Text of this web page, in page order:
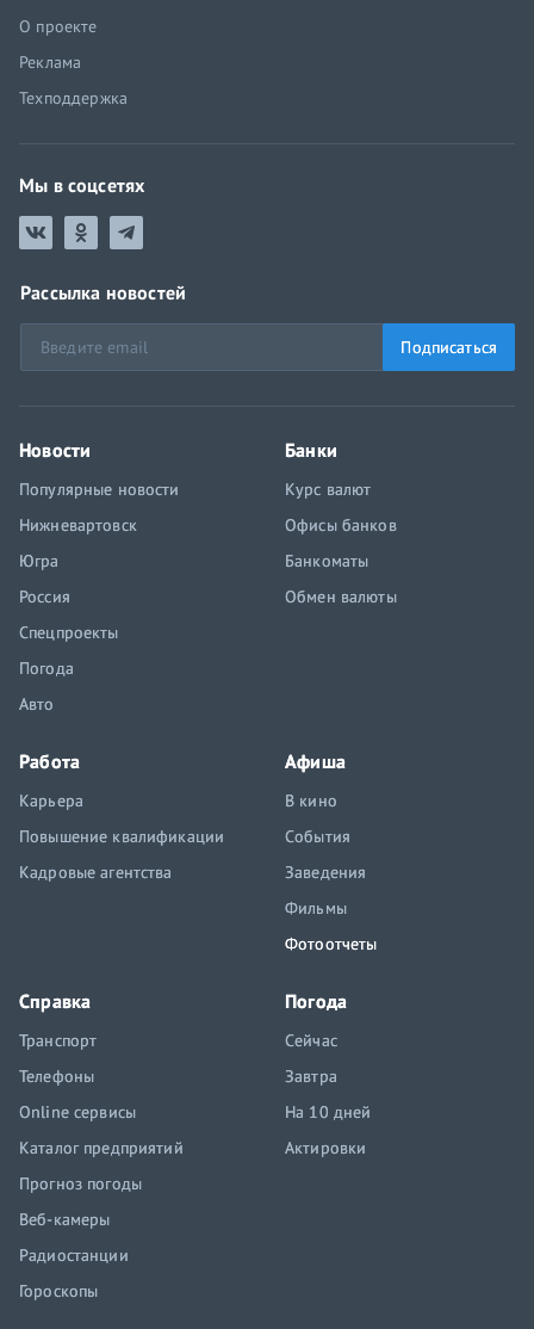
О проекте
Реклама
Техподдержка
Мы в соцсетях
Рассылка новостей
Подписаться
Новости
Популярные новости
Нижневартовск
Югра
Россия
Спецпроекты
Погода
Авто
Банки
Курс валют
Офисы банков
Банкоматы
Обмен валюты
Работа
Карьера
Повышение квалификации
Кадровые агентства
Афиша
В кино
События
Заведения
Фильмы
Фотоотчеты
Справка
Транспорт
Телефоны
Online сервисы
Каталог предприятий
Прогноз погоды
Веб-камеры
Радиостанции
Гороскопы
Погода
Сейчас
Завтра
На 10 дней
Актировки